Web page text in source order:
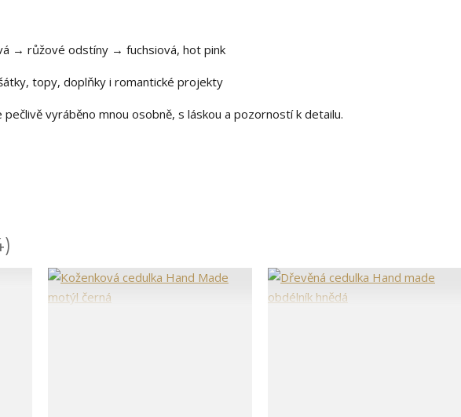
→ růžové odstíny → fuchsiová, hot pink
topy, doplňky i romantické projekty
pečlivě vyráběno mnou osobně, s láskou a pozorností k detailu.